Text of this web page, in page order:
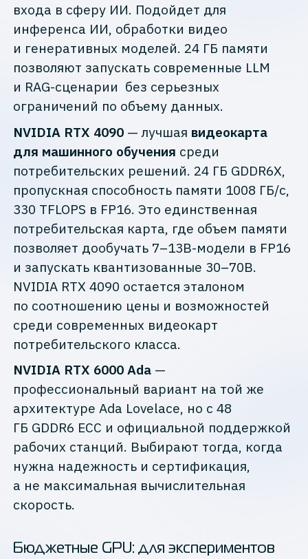
входа в сферу ИИ. Подойдет для
инференса ИИ, обработки видео
и генеративных моделей. 24 ГБ памяти
позволяют запускать современные LLM
и RAG-сценарии без серьезных
ограничений по объему данных.
NVIDIA RTX 4090 — лучшая видеокарта
для машинного обучения среди
потребительских решений. 24 ГБ GDDR6X,
пропускная способность памяти 1008 ГБ/с,
330 TFLOPS в FP16. Это единственная
потребительская карта, где объем памяти
позволяет дообучать 7–13B-модели в FP16
и запускать квантизованные 30–70B.
NVIDIA RTX 4090 остается эталоном
по соотношению цены и возможностей
среди современных видеокарт
потребительского класса.
NVIDIA RTX 6000 Ada —
профессиональный вариант на той же
архитектуре Ada Lovelace, но с 48
ГБ GDDR6 ECC и официальной поддержкой
рабочих станций. Выбирают тогда, когда
нужна надежность и сертификация,
а не максимальная вычислительная
скорость.
Бюджетные GPU: для экспериментов